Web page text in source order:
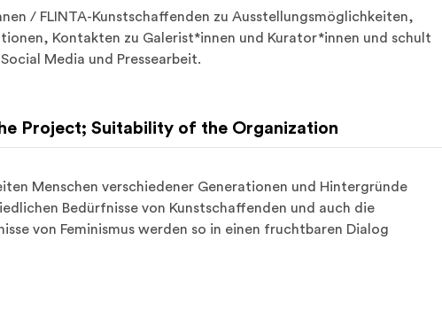
/ FLINTA-Kunstschaffenden zu Ausstellungsmöglichkeiten,
Kontakten zu Galerist*innen und Kurator*innen und schult
Media und Pressearbeit.
Project; Suitability of the Organization
Menschen verschiedener Generationen und Hintergründe
Bedürfnisse von Kunstschaffenden und auch die
von Feminismus werden so in einen fruchtbaren Dialog